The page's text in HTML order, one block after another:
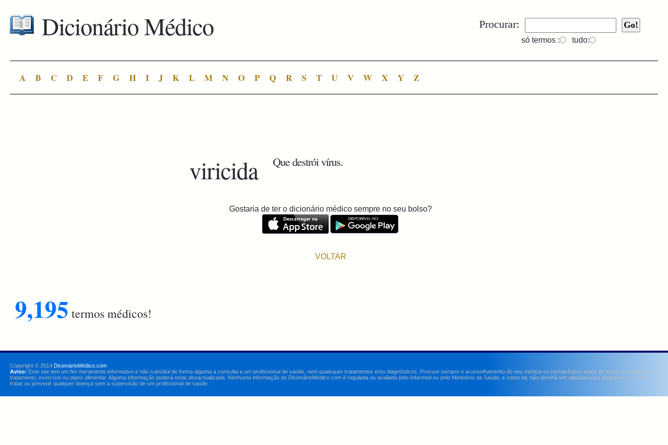
Procurar:
só termos : tudo:
Dicionário Médico
A B C D E F G H I J K L M N O P Q R S T U V W X Y Z
viricida Que destrói vírus.
Gostaria de ter o dicionário médico sempre no seu bolso?
VOLTAR
9,195 termos médicos!
Copyright © 2014 DicionárioMédico.com
Aviso: Este site tem um fim meramente informativo e não substitui de forma alguma a consulta a um profissional de saúde, nem quaisquer tratamentos e/ou diagnósticos. Procure sempre o aconselhamento do seu médico ou farmacêutico antes de iniciar ou alterar um
tratamento, exercício ou plano alimentar. Alguma informação poderá estar desactualizada. Nenhuma informação do DicionárioMédico.com é regulada ou avaliada pelo Infarmed ou pelo Ministério da Saúde, e como tal, não deverá ser utilizada para diagnosticar, curar,
tratar ou prevenir qualquer doença sem a supervisão de um profissional de saúde.